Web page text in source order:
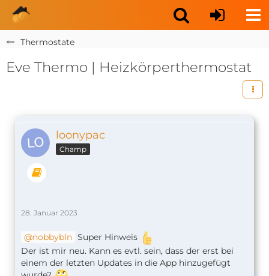
Thermostate
Eve Thermo | Heizkörperthermostat
loonypac
Champ
28. Januar 2023
nobbybln Super Hinweis
Der ist mir neu. Kann es evtl. sein, dass der erst bei
einem der letzten Updates in die App hinzugefügt